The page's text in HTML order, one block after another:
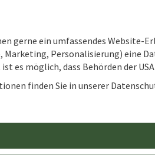
gerne ein umfassendes Website-
Marketing, Personalisierung) eine
es möglich, dass Behörden der
finden Sie in unserer